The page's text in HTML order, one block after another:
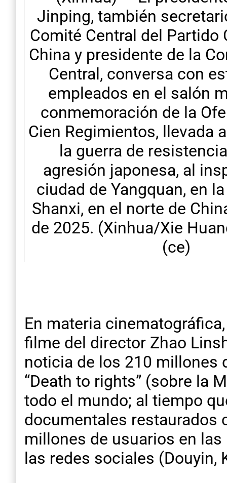
Jinping, también
Comité Central del Partido
China y presidente de la
Central, conversa con
empleados en el salón
conmemoración de la
Cien Regimientos, llevada
la guerra de
agresión japonesa, al
ciudad de Yangquan, en
Shanxi, en el norte de
de 2025. (Xinhua/Xie
(ce)
En materia
filme del director Zhao
noticia de los 210 millones
“Death to rights” (sobre la
todo el mundo; al tiempo
documentales restaurados
millones de usuarios en
las redes sociales (Douyin,